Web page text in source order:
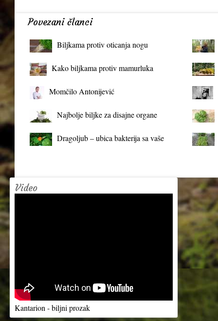
Povezani članci
Biljkama protiv oticanja nogu
Kako biljkama protiv mamurluka
Momčilo Antonijević
Najbolje biljke za disajne organe
Dragoljub – ubica bakterija sa vaše
Video
Kantarion - biljni prozak